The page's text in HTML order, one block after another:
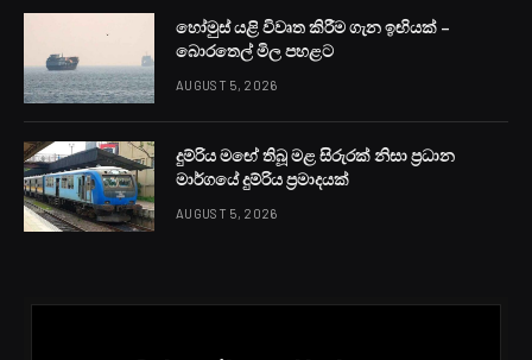
හෝමුස් යළි විවෘත කිරීම ගැන ඉඟියක් –
බොරතෙල් මිල පහළට
AUGUST 5, 2026
දුම්රිය මඟේ තිබූ මළ සිරුරක් නිසා ප්‍රධාන
මාර්ගයේ දුම්රිය ප්‍රමාදයක්
AUGUST 5, 2026